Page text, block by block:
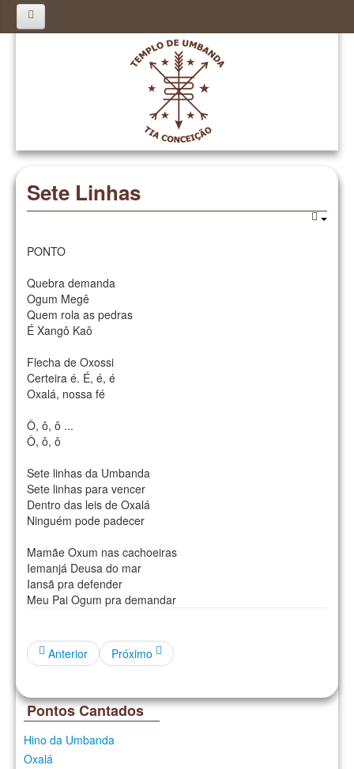
Orações
Curso
Calendário
Agendamento
Sete Linhas
PONTO
Quebra demanda
Ogum Megê
Quem rola as pedras
É Xangô Kaô
Flecha de Oxossi
Certeira é. É, é, é
Oxalá, nossa fé
Ô, ô, ô ...
Ô, ô, ô
Sete linhas da Umbanda
Sete linhas para vencer
Dentro das leis de Oxalá
Ninguém pode padecer
Mamãe Oxum nas cachoeiras
Iemanjá Deusa do mar
Iansã pra defender
Meu Pai Ogum pra demandar
Anterior Próximo
Pontos Cantados
Hino da Umbanda
Oxalá